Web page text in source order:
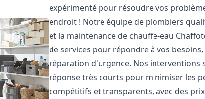
expérimenté pour résoudre vos
endroit ! Notre équipe de plombiers
et la maintenance de chauffe-eau
de services pour répondre à vos
réparation d'urgence. Nos interventions
réponse très courts pour minimiser les
compétitifs et transparents, avec des